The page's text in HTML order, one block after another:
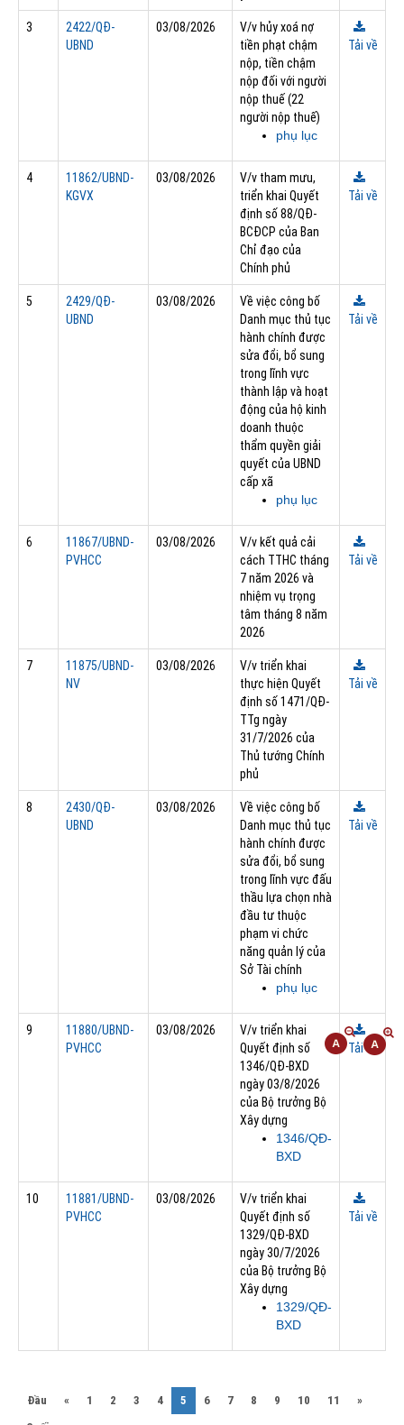
3
2422/QĐ-
UBND
03/08/2026
V/v hủy xoá nợ
tiền phạt chậm
nộp, tiền chậm
nộp đối với người
nộp thuế (22
người nộp thuế)
phụ lục
Tải về
4
11862/UBND-
KGVX
03/08/2026
V/v tham mưu,
triển khai Quyết
định số 88/QĐ-
BCĐCP của Ban
Chỉ đạo của
Chính phủ
Tải về
5
2429/QĐ-
UBND
03/08/2026
Về việc công bố
Danh mục thủ tục
hành chính được
sửa đổi, bổ sung
trong lĩnh vực
thành lập và hoạt
động của hộ kinh
doanh thuộc
thẩm quyền giải
quyết của UBND
cấp xã
phụ lục
Tải về
6
11867/UBND-
PVHCC
03/08/2026
V/v kết quả cải
cách TTHC tháng
7 năm 2026 và
nhiệm vụ trọng
tâm tháng 8 năm
2026
Tải về
7
11875/UBND-
NV
03/08/2026
V/v triển khai
thực hiện Quyết
định số 1471/QĐ-
TTg ngày
31/7/2026 của
Thủ tướng Chính
phủ
Tải về
8
2430/QĐ-
UBND
03/08/2026
Về việc công bố
Danh mục thủ tục
hành chính được
sửa đổi, bổ sung
trong lĩnh vực đấu
thầu lựa chọn nhà
đầu tư thuộc
phạm vi chức
năng quản lý của
Sở Tài chính
phụ lục
Tải về
9
11880/UBND-
PVHCC
03/08/2026
V/v triển khai
Quyết định số
1346/QĐ-BXD
ngày 03/8/2026
của Bộ trưởng Bộ
Xây dựng
1346/QĐ-
BXD
Tải về
10
11881/UBND-
PVHCC
03/08/2026
V/v triển khai
Quyết định số
1329/QĐ-BXD
ngày 30/7/2026
của Bộ trưởng Bộ
Xây dựng
1329/QĐ-
BXD
Tải về
Đầu « 1 2 3 4 5 (current)
6 7 8 9 10 11
»